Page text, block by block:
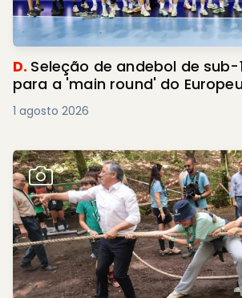
D. Seleção de andebol de
para a 'main round' do Europeu
1 agosto 2026